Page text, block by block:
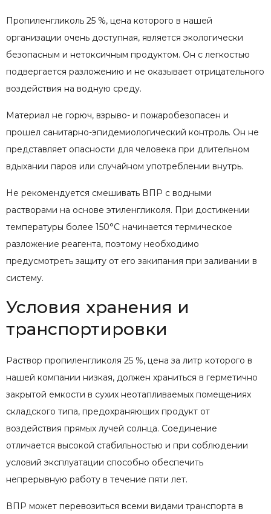
Пропиленгликоль 25 %, цена которого в нашей
организации очень доступная, является экологически
безопасным и нетоксичным продуктом. Он с легкостью
подвергается разложению и не оказывает отрицательного
воздействия на водную среду.
Материал не горюч, взрыво- и пожаробезопасен и
прошел санитарно-эпидемиологический контроль. Он не
представляет опасности для человека при длительном
вдыхании паров или случайном употреблении внутрь.
Не рекомендуется смешивать ВПР с водными
растворами на основе этиленгликоля. При достижении
температуры более 150°С начинается термическое
разложение реагента, поэтому необходимо
предусмотреть защиту от его закипания при заливании в
систему.
Условия хранения и
транспортировки
Раствор пропиленгликоля 25 %, цена за литр которого в
нашей компании низкая, должен храниться в герметично
закрытой емкости в сухих неотапливаемых помещениях
складского типа, предохраняющих продукт от
воздействия прямых лучей солнца. Соединение
отличается высокой стабильностью и при соблюдении
условий эксплуатации способно обеспечить
непрерывную работу в течение пяти лет.
ВПР может перевозиться всеми видами транспорта в